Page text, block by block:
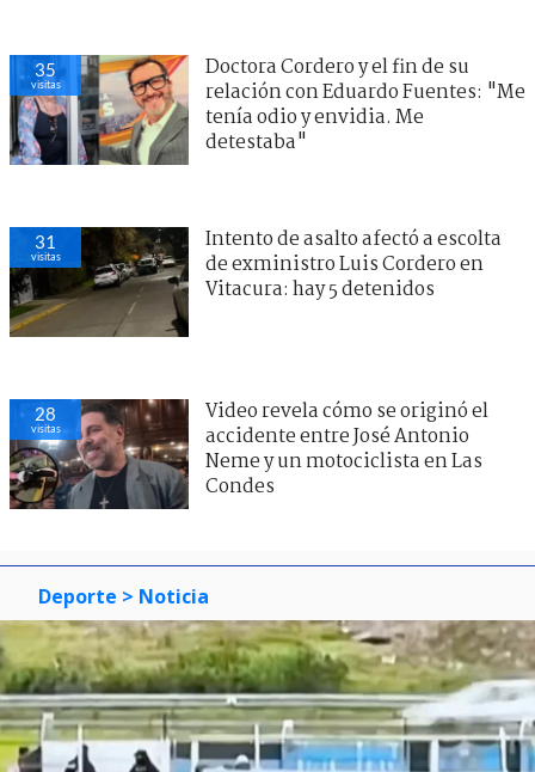
35
visitas
Doctora Cordero y el fin de su
relación con Eduardo Fuentes: "Me
tenía odio y envidia. Me
detestaba"
31
visitas
Intento de asalto afectó a escolta
de exministro Luis Cordero en
Vitacura: hay 5 detenidos
28
visitas
Video revela cómo se originó el
accidente entre José Antonio
Neme y un motociclista en Las
Condes
Deporte > Noticia